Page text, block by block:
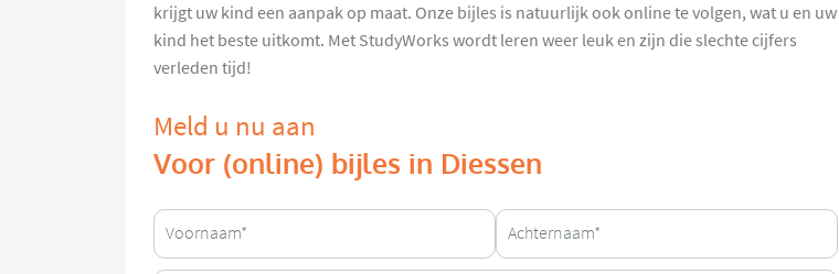
krijgt uw kind een aanpak op maat. Onze bijles is natuurlijk ook online te volgen, wat u en uw
kind het beste uitkomt. Met StudyWorks wordt leren weer leuk en zijn die slechte cijfers
verleden tijd!
Meld u nu aan
Voor (online) bijles in Diessen